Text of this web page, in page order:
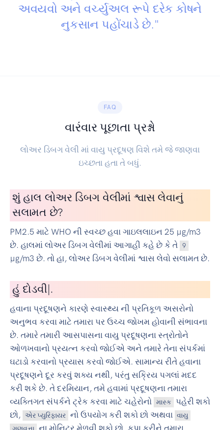
અવયવો અને વર્ચ્યુઅલ રૂપે દરેક કોષને
નુકસાન પહોંચાડે છે."
FAQ
વારંવાર પૂછાતા પ્રશ્નો
લોઅર ડિબગ વેલી માં વાયુ પ્રદૂષણ વિશે તમે જે જાણવા
ઇચ્છતા હતા તે બધું.
શું હાલ લોઅર ડિબગ વેલીમાં શ્વાસ લેવાનું
સલામત છે?
PM2.5 માટે WHO ની સ્વચ્છ હવા ગાઇલલાઇન 25 µg/m3
છે. હાલમાં લોઅર ડિબગ વેલીમાં આગાહી કહે છે કે તે 9
µg/m3 છે. તો હા, લોઅર ડિબગ વેલીમાં શ્વાસ લેવો સલામત છે.
હું સાયકલ
હવાના પ્રદૂષણને કારણે સ્વાસ્થ્ય ની પ્રતિકૂળ અસરોનો
અનુભવ કરવા માટે તમારા પર ઉચ્ચ જોખમ હોવાની સંભાવના
છે. તમારે તમારી આસપાસના વાયુ પ્રદૂષણના સ્ત્રોતોને
ઓળખવાનો પ્રયત્ન કરવો જોઈએ અને તમારે તેના સંપર્કમાં
ઘટાડો કરવાનો પ્રયાસ કરવો જોઈએ. સામાન્ય રીતે હવાના
પ્રદૂષણને દૂર કરવું શક્ય નથી, પરંતુ સક્રિય પગલાં મદદ
કરી શકે છે. તે દરમિયાન, તમે હવામાં પ્રદૂષણના તમારા
વ્યક્તિગત સંપર્કને ટ્રેક કરવા માટે ચહેરોનો માસ્ક પહેરી શકો
છો,
એર પ્યુરિફાયર નો ઉપયોગ કરી શકો છો અથવા વાયુ
ના મોનિટર મેળવી શકો છો. કૃપા કરીને તમારા